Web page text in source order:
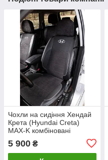
Чохли на сидіння Хендай
Крета (Hyundai Creta)
MAX-K комбіновані
5 900 ₴